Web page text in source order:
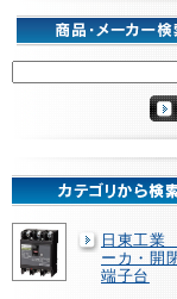
ケ
ッ
ト
な
で
販
売
日東工業
ーカ・開
端子台